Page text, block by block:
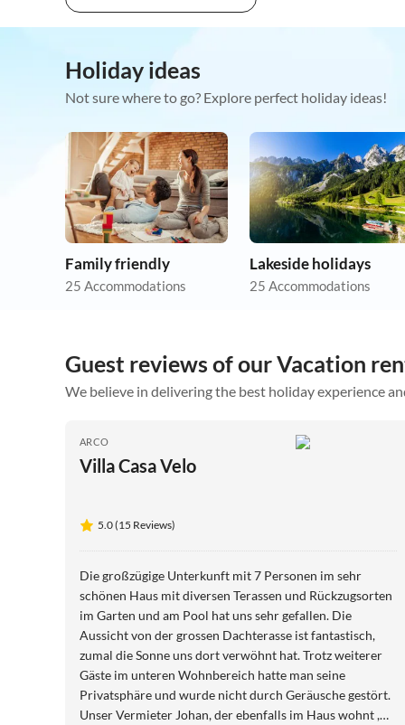
Holiday ideas
Not sure where to go? Explore perfect holiday ideas!
Family friendly
25 Accommodations
Lakeside holidays
25 Accommodations
Guest reviews of our Vacation
We believe in delivering the best holiday experience
ARCO
Villa Casa Velo
5.0 (15 Reviews)
Die großzügige Unterkunft mit 7 Personen im sehr
schönen Haus mit diversen Terassen und Rückzugsorten
im Garten und am Pool hat uns sehr gefallen. Die
Aussicht von der grossen Dachterasse ist fantastisch,
zumal die Sonne uns dort verwöhnt hat. Trotz weiterer
Gäste im unteren Wohnbereich hatte man seine
Privatsphäre und wurde nicht durch Geräusche gestört.
Unser Vermieter Johan, der ebenfalls im Haus wohnt ,